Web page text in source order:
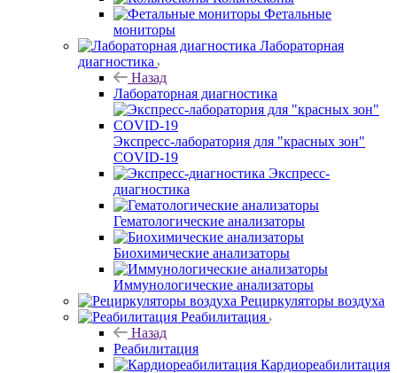
Фетальные
мониторы
Лабораторная
диагностика
Назад
Лабораторная диагностика
Экспресс-лаборатория для "красных зон"
COVID-19
Экспресс-
диагностика
Гематологические анализаторы
Биохимические анализаторы
Иммунологические анализаторы
Рециркуляторы воздуха
Реабилитация
Назад
Реабилитация
Кардиореабилитация